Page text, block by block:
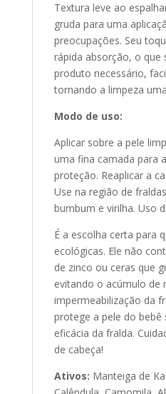
Textura leve ao
gruda para uma
preocupações. Seu
rápida absorção, o que
produto necessário,
tornando a limpeza
Modo de uso:
Aplicar sobre a pele
uma fina camada para
proteção. Reaplicar a
Use na região de
bumbum e virilha. Uso
É a escolha certa para
ecológicas. Ele não
de zinco ou ceras que
evitando o acúmulo de
impermeabilização da
protege a pele do
eficácia da fralda.
de cabeça!
Ativos: Manteiga de